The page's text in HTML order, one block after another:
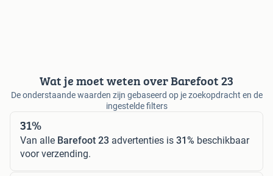
Wat je moet weten over Barefoot 23
De onderstaande waarden zijn gebaseerd op je zoekopdracht en de
ingestelde filters
31%
Van alle Barefoot 23 advertenties is 31% beschikbaar
voor verzending.